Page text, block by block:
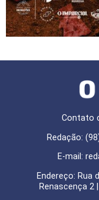
Contato
Redação:
E-mail:
Endereço: Rua
Renascença 2